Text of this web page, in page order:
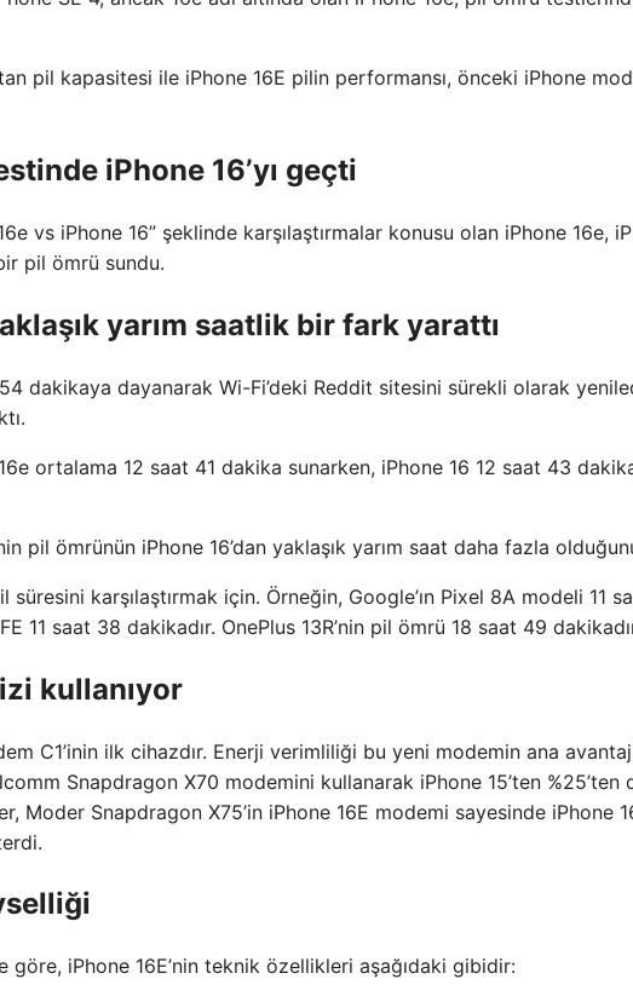
pil kapasitesi ile iPhone 16E pilin performansı, önceki iPhone
iPhone 16’yı geçti
vs iPhone 16” şeklinde karşılaştırmalar konusu olan iPhone 16e,
pil ömrü sundu.
yarım saatlik bir fark yarattı
dakikaya dayanarak Wi-Fi’deki Reddit sitesini sürekli olarak
ortalama 12 saat 41 dakika sunarken, iPhone 16 12 saat 43
pil ömrünün iPhone 16’dan yaklaşık yarım saat daha fazla
süresini karşılaştırmak için. Örneğin, Google’ın Pixel 8A modeli 11
11 saat 38 dakikadır. OnePlus 13R’nin pil ömrü 18 saat 49
kullanıyor
C1’inin ilk cihazdır. Enerji verimliliği bu yeni modemin ana
Snapdragon X70 modemini kullanarak iPhone 15’ten %25’ten
Moder Snapdragon X75’in iPhone 16E modemi sayesinde iPhone
göre, iPhone 16E’nin teknik özellikleri aşağıdaki gibidir: